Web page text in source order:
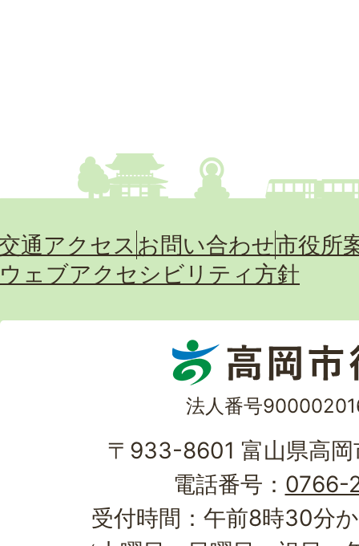
通アクセス お問い合わせ市役所
ウェブアクセシビリティ方針
法人番号
〒933-8601 富山県高
電話番号： 0766-
受付時間：午前8時30分